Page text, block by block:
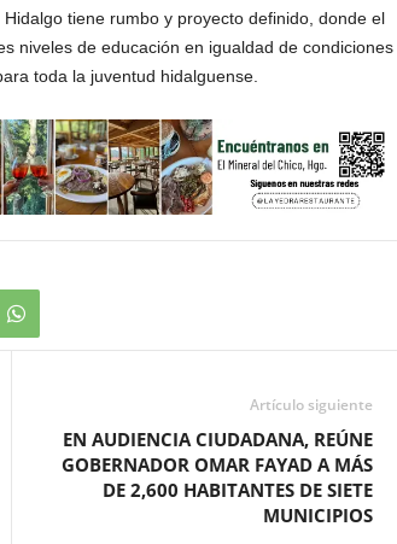
tiene rumbo y proyecto definido, donde el
niveles de educación en igualdad de condiciones
toda la juventud hidalguense.
Artículo siguiente
EN AUDIENCIA CIUDADANA, REÚNE
GOBERNADOR OMAR FAYAD A MÁS
DE 2,600 HABITANTES DE SIETE
MUNICIPIOS